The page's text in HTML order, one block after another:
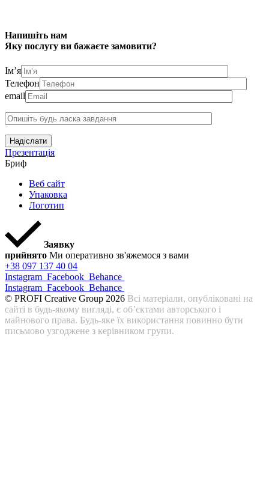
Напишіть нам
Яку послугу ви бажаєте замовити?
Ім’я
Телефон
email
Надіслати
Презентація
Бриф
Веб сайт
Упаковка
Логотип
Заявку
прийнято Ми оперативно зв'яжемося з вами
+38 097 137 40 04
Instagram Facebook Behance
Instagram Facebook Behance
© PROFI Creative Group 2026 Всі матеріали, опубліковані на
сайті в будь-якому вигляді, є об’єктами авторського і
майнового права. Будь-яке їх використання повинно бути
письмово узгоджене з керівником групи.